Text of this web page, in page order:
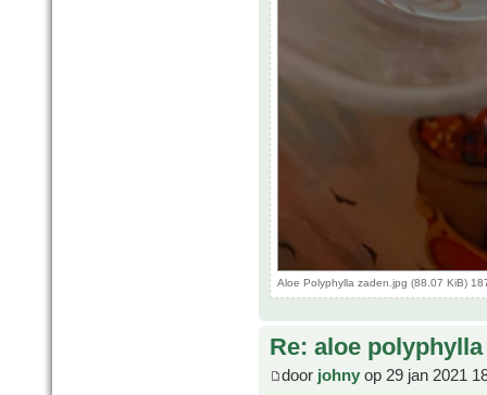
Aloe Polyphylla zaden.jpg (88.07 KiB)
Re: aloe polyphylla
door johny op 29 jan 2021